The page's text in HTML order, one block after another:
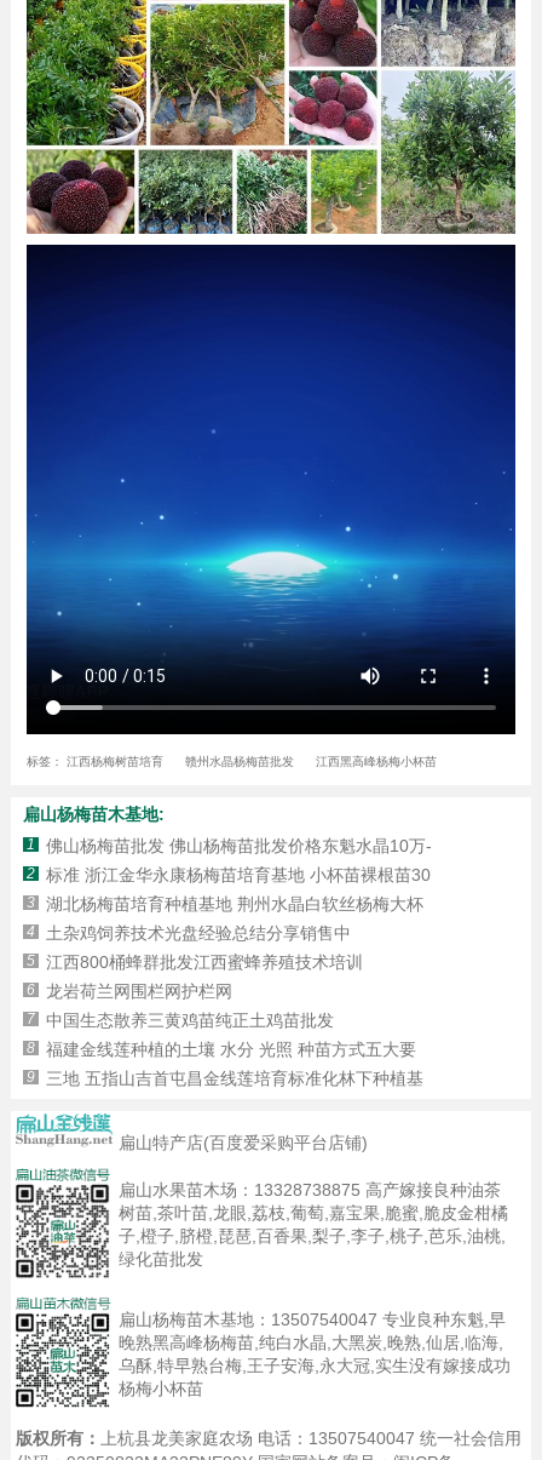
标签： 江西杨梅树苗培育 赣州水晶杨梅苗批发 江西黑高峰杨梅小杯苗
扁山杨梅苗木基地:
1 佛山杨梅苗批发 佛山杨梅苗批发价格东魁水晶10万-
2 标准 浙江金华永康杨梅苗培育基地 小杯苗裸根苗30
3 湖北杨梅苗培育种植基地 荆州水晶白软丝杨梅大杯
4 土杂鸡饲养技术光盘经验总结分享销售中
5 江西800桶蜂群批发江西蜜蜂养殖技术培训
6 龙岩荷兰网围栏网护栏网
7 中国生态散养三黄鸡苗纯正土鸡苗批发
8 福建金线莲种植的土壤 水分 光照 种苗方式五大要
9 三地 五指山吉首屯昌金线莲培育标准化林下种植基
扁山特产店(百度爱采购平台店铺)
扁山水果苗木场： 13328738875 高产嫁接良种油茶
树苗,茶叶苗,龙眼,荔枝,葡萄,嘉宝果,脆蜜,脆皮金柑橘
子,橙子,脐橙,琵琶,百香果,梨子,李子,桃子,芭乐,油桃,
绿化苗批发
扁山杨梅苗木基地： 13507540047 专业良种东魁,早
晚熟黑高峰杨梅苗,纯白水晶,大黑炭,晚熟,仙居,临海,
乌酥,特早熟台梅,王子安海,永大冠,实生没有嫁接成功
杨梅小杯苗
版权所有：
上杭县龙美家庭农场 电话：13507540047 统一社会信用